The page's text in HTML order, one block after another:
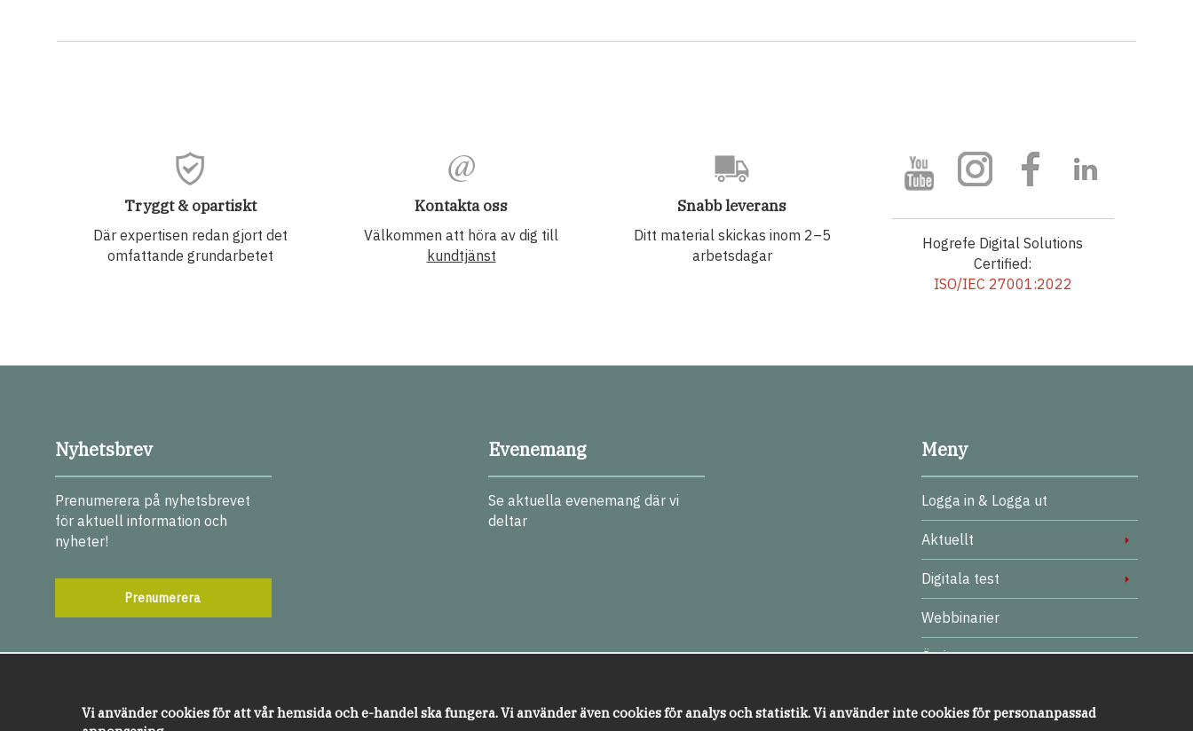
Tryggt & opartiskt
Där expertisen redan gjort det
omfattande grundarbetet
Kontakta oss
Välkommen att höra av dig till
kundtjänst
Snabb leverans
Ditt material skickas inom 2–5
arbetsdagar
Hogrefe Digital Solutions
Certified:
ISO/IEC 27001:2022
Nyhetsbrev
Prenumerera på nyhetsbrevet
för aktuell information och
nyheter!
Prenumerera
Evenemang
Se aktuella evenemang där vi
deltar
Meny
Logga in & Logga ut
Aktuellt
Digitala test
Webbinarier
Övrigt
Vi använder cookies för att vår hemsida och e-handel ska fungera. Vi använder även cookies för analys och statistik. Vi använder inte cookies för personanpassad